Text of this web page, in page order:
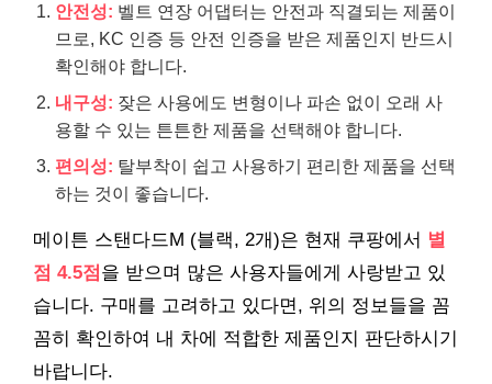
안전성: 벨트 연장 어댑터는 안전과 직결되는 제품이
므로, KC 인증 등 안전 인증을 받은 제품인지 반드시
확인해야 합니다.
내구성: 잦은 사용에도 변형이나 파손 없이 오래 사
용할 수 있는 튼튼한 제품을 선택해야 합니다.
편의성: 탈부착이 쉽고 사용하기 편리한 제품을 선택
하는 것이 좋습니다.
메이튼 스탠다드M (블랙, 2개)은 현재 쿠팡에서 별
점 4.5점 을 받으며 많은 사용자들에게 사랑받고 있
습니다. 구매를 고려하고 있다면, 위의 정보들을 꼼
꼼히 확인하여 내 차에 적합한 제품인지 판단하시기
바랍니다.